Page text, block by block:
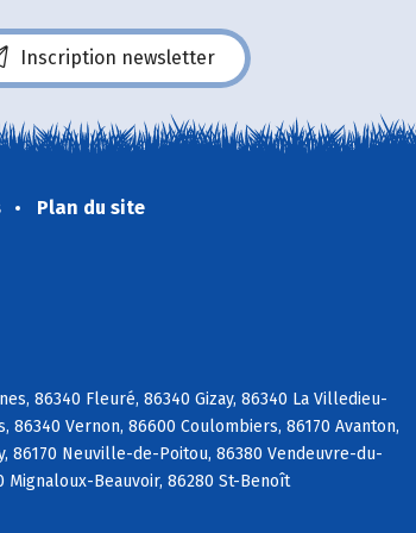
Inscription newsletter
Plan du site
86340 Fleuré, 86340 Gizay, 86340 La Villedieu-
Vernon, 86600 Coulombiers, 86170 Avanton,
86170 Neuville-de-Poitou, 86380 Vendeuvre-du-
Mignaloux-Beauvoir, 86280 St-Benoît